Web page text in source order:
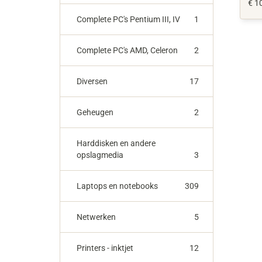
Complete PC's Pentium III, IV 1
Complete PC's AMD, Celeron 2
Diversen 17
Geheugen 2
Harddisken en andere
opslagmedia
3
Laptops en notebooks 309
Netwerken 5
Printers - inktjet 12
€